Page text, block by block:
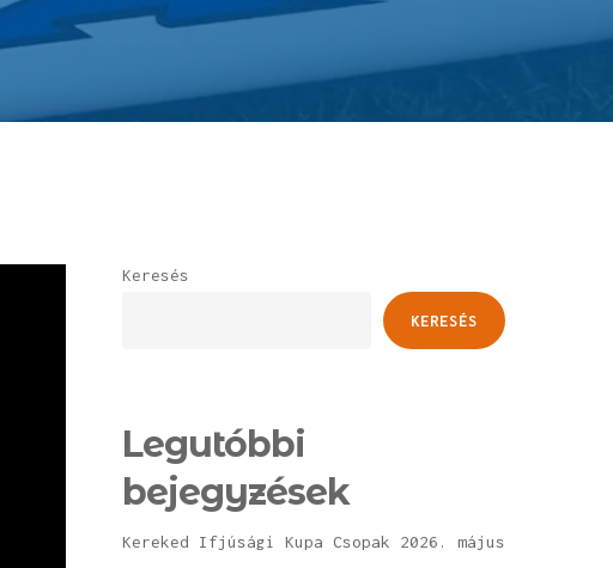
Keresés
KERESÉS
Legutóbbi
bejegyzések
Kereked Ifjúsági Kupa Csopak 2026. május